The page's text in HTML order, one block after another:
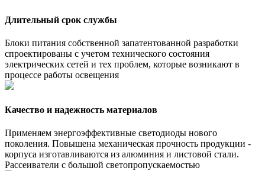
Длительный срок службы
Блоки питания собственной запатентованной разработки
спроектированы с учетом технического состояния
электрических сетей и тех проблем, которые возникают в
процессе работы освещения
Качество и надежность материалов
Применяем энергоэффективные светодиоды нового
поколения. Повышена механическая прочность продукции -
корпуса изготавливаются из алюминия и листовой стали.
Рассеиватели с большой светопропускаемостью